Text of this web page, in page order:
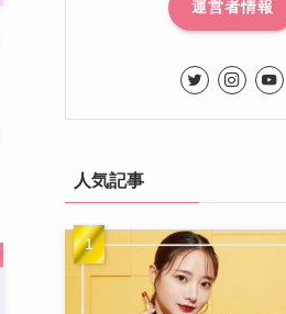
運営者情報
人気記事